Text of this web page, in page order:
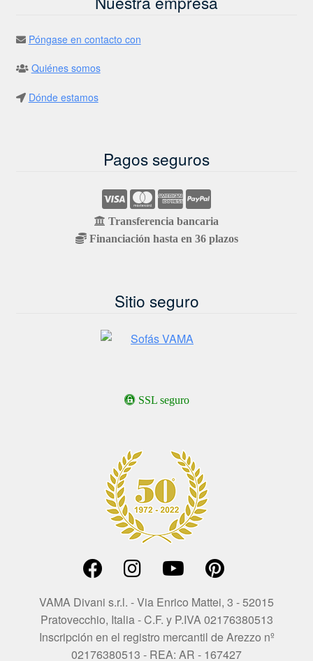
Póngase en contacto con
Quiénes somos
Dónde estamos
Pagos seguros
Transferencia bancaria
Financiación hasta en 36 plazos
Sitio seguro
SSL seguro
VAMA Divani s.r.l. - Via Enrico Mattei, 3 - 52015
Pratovecchio, Italia - C.F. y P.IVA 02176380513
Inscripción en el registro mercantil de Arezzo nº
02176380513 - REA: AR - 167427